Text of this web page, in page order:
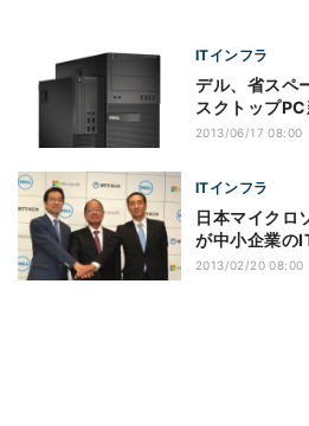
ITインフラ
デル、省スペ
スクトップ
2013/06/17 08:00
ITインフラ
日本マイクロ
が中小企業の
2013/02/20 08:00